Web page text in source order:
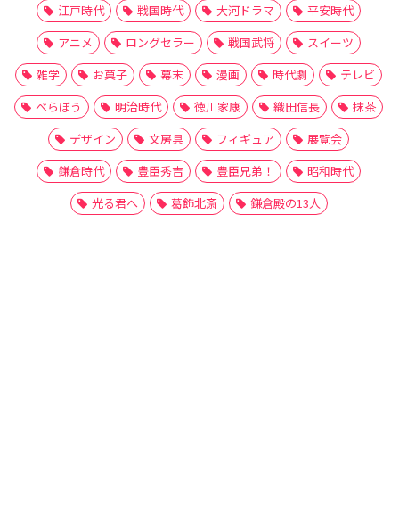
江戸時代 戦国時代 大河ドラマ
平安時代
アニメ
ロングセラー 戦国武将
スイーツ
雑学
お菓子 幕末 漫画 時代劇
テレビ
べらぼう
明治時代 徳川家康 織田信長
抹茶
デザイン
文房具 フィギュア
展覧会
鎌倉時代
豊臣秀吉 豊臣兄弟！
昭和時代
光る君へ
葛飾北斎 鎌倉殿の13人